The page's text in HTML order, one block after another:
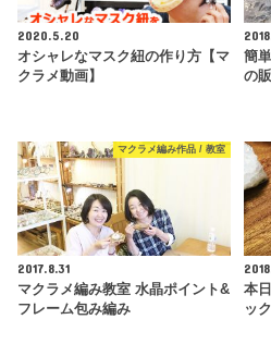
2020.5.20
オシャレなマスク紐の作り方【マ
クラメ動画】
簡
の
マクラメ編み作品 / 教室
2017.8.31
マクラメ編み教室 水晶ポイント&
フレーム包み編み
本
ッ